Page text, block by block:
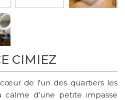
CIMIEZ
cœur de l'un des quartiers les
calme d'une petite impasse